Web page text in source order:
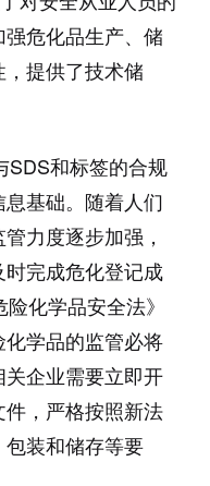
危化品生产、储
提供了技术储
SDS和标签的合规
基础。随着人们
力度逐步加强，
完成危化登记成
化学品安全法》
学品的监管必将
企业需要立即开
，严格按照新法
装和储存等要